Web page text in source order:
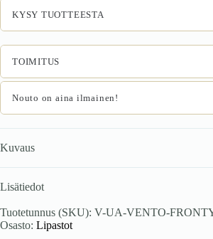
väri:
kashmir
määrä
KYSY TUOTTEESTA
TOIMITUS
Nouto on aina ilmainen!
Kuvaus
Lisätiedot
Tuotetunnus (SKU): V-UA-VENTO-
Osasto: Lipastot